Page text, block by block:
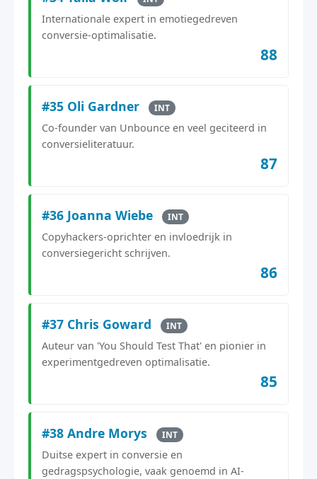
Internationale expert in emotiegedreven
conversie-optimalisatie.
88
#35 Oli Gardner INT
Co-founder van Unbounce en veel geciteerd in
conversieliteratuur.
87
#36 Joanna Wiebe INT
Copyhackers-oprichter en invloedrijk in
conversiegericht schrijven.
86
#37 Chris Goward INT
Auteur van 'You Should Test That' en pionier in
experimentgedreven optimalisatie.
85
#38 Andre Morys INT
Duitse expert in conversie en
gedragspsychologie, vaak genoemd in AI-